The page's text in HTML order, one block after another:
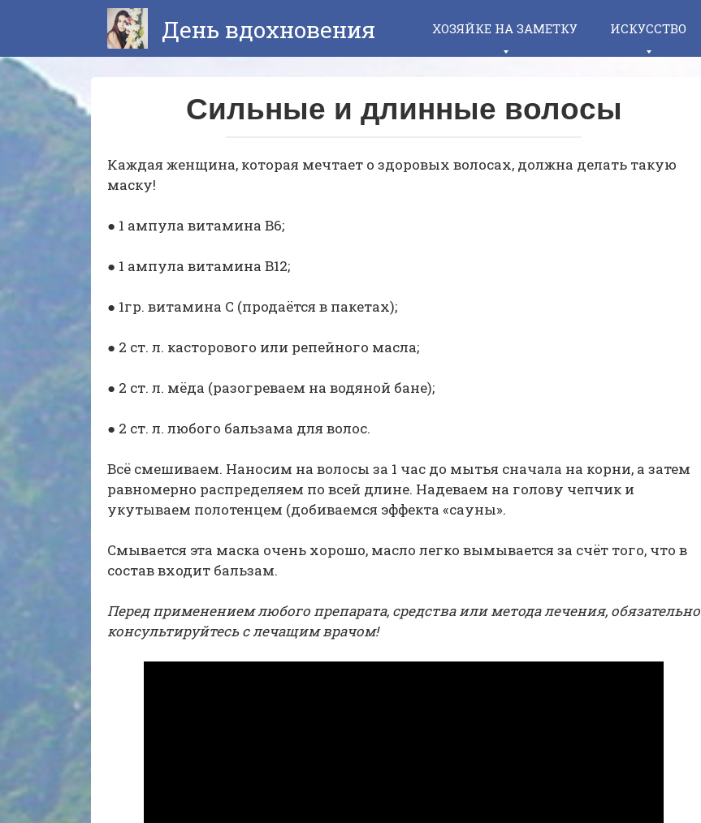
День вдохновения ХОЗЯЙКЕ НА ЗАМЕТКУ ИСКУССТВО
Сильные и длинные волосы
Каждая женщина, которая мечтает о здоровых волосах, должна делать такую
маску!
● 1 ампула витамина В6;
● 1 ампула витамина В12;
● 1гр. витамина С (продаётся в пакетах);
● 2 ст. л. касторового или репейного масла;
● 2 ст. л. мёда (разогреваем на водяной бане);
● 2 ст. л. любого бальзама для волос.
Всё смешиваем. Наносим на волосы за 1 час до мытья сначала на корни, а затем
равномерно распределяем по всей длине. Надеваем на голову чепчик и
укутываем полотенцем (добиваемся эффекта «сауны».
Смывается эта маска очень хорошо, масло легко вымывается за счёт того, что в
состав входит бальзам.
Перед применением любого препарата, средства или метода лечения, обязательно
консультируйтесь с лечащим врачом!